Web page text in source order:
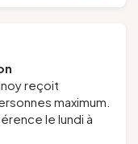
reçoit
maximum.
le lundi à